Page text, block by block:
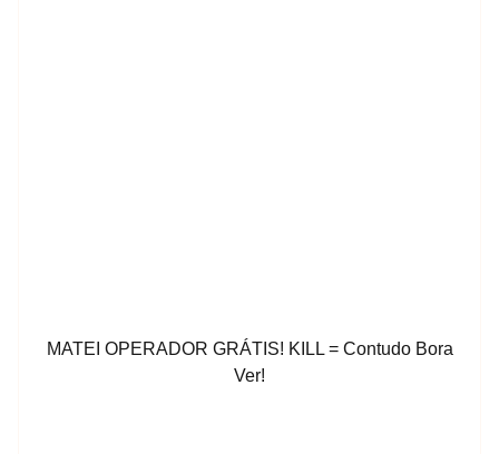
MATEI OPERADOR GRÁTIS! KILL = Contudo Bora
Ver!